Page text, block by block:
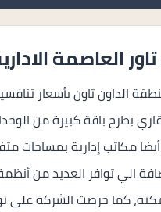
العاصمة
منطقة الداون تاون بأسعار
بطرح باقة كبيرة من
مكاتب إدارية بمساحات
الي توافر العديد من
كما حرصت الشركة على